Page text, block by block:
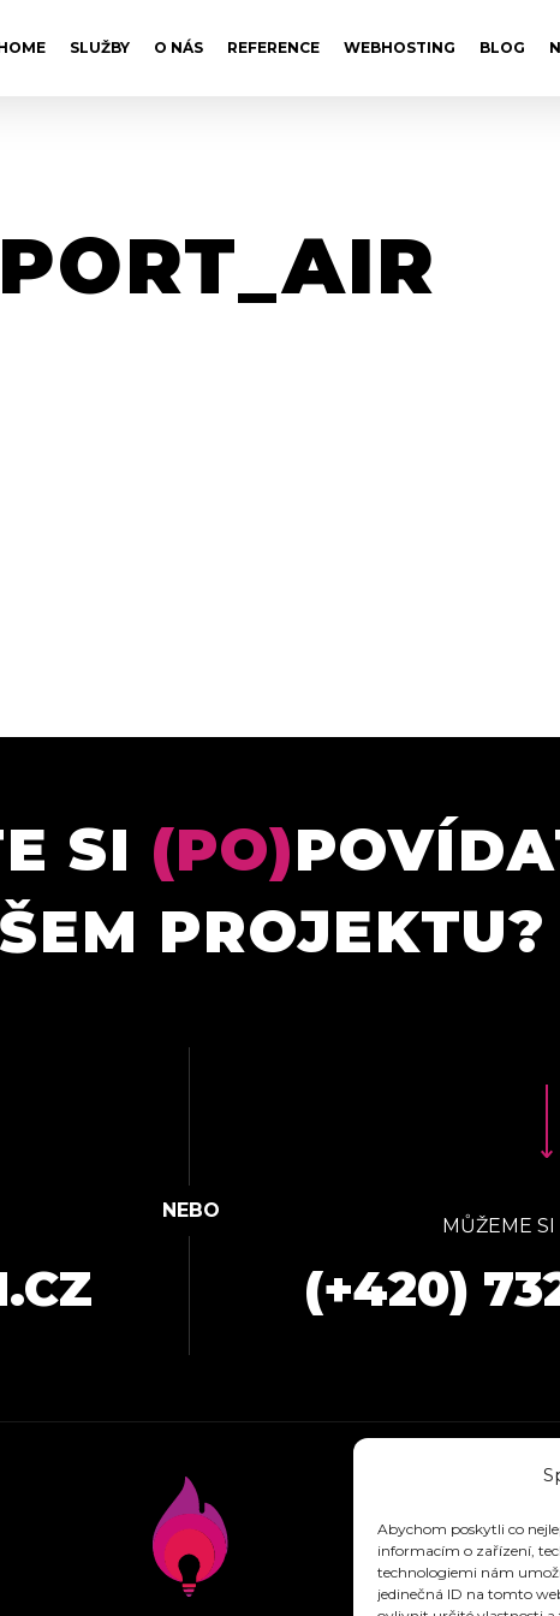
Abychom poskytli co
informacím o zařízení,
technologiemi nám
jedinečná ID na tomto
SLUŽBY O NÁS REFERENCE WEBHOSTING BLOG
SI (PO)
PROJEKTU?
MŮŽEME SI
(+420)